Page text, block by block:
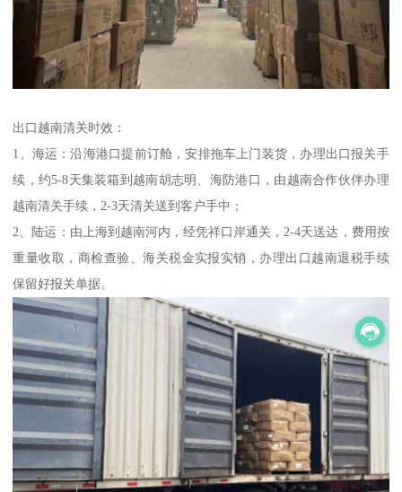
出口越南清关时效：
1、海运：沿海港口提前订舱，安排拖车上门装货，办理出口报关手
续，约5-8天集装箱到越南胡志明、海防港口，由越南合作伙伴办理
越南清关手续，2-3天清关送到客户手中；
2、陆运：由上海到越南河内，经凭祥口岸通关，2-4天送达，费用按
重量收取，商检查验、海关税金实报实销，办理出口越南退税手续
保留好报关单据。